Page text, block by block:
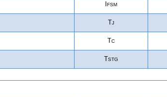
IFSM
TJ
TC
TSTG